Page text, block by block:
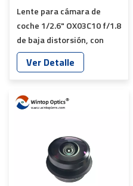
Lente para cámara de
coche 1/2.6" OX03C10 f/1.8
de baja distorsión, con
alimentación AA y
calefacción, YT-7630-A8-A
Ver Detalle